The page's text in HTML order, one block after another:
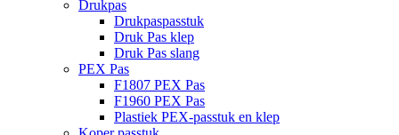
Drukpas
Drukpaspasstuk
Druk Pas klep
Druk Pas slang
PEX Pas
F1807 PEX Pas
F1960 PEX Pas
Plastiek PEX-passtuk en klep